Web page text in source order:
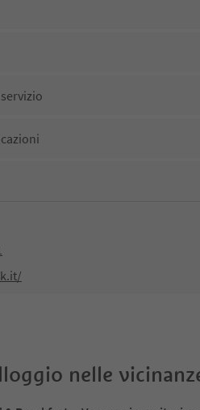
nelle